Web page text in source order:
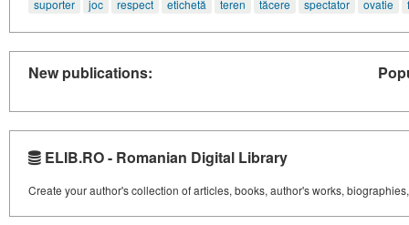
suporter joc respect etichetă teren tăcere spectator ovatie
New publications:
ELIB.RO - Romanian Digital Library
Create your author's collection of articles, books, author's works,